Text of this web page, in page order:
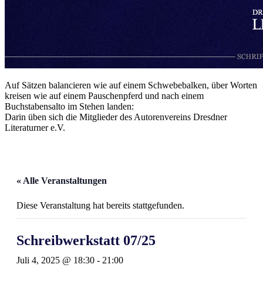
Auf Sätzen balancieren wie auf einem Schwebebalken, über Worten
kreisen wie auf einem Pauschenpferd und nach einem
Buchstabensalto im Stehen landen:
Darin üben sich die Mitglieder des Autorenvereins Dresdner
Literaturner e.V.
« Alle Veranstaltungen
Diese Veranstaltung hat bereits stattgefunden.
Schreibwerkstatt 07/25
Juli 4, 2025 @ 18:30 - 21:00